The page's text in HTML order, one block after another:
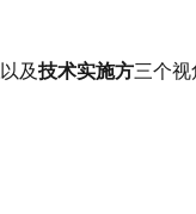
以及技术实施方三个视